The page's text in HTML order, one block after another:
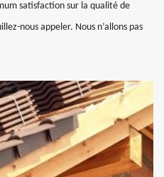
satisfaction sur la qualité de
nous appeler. Nous n’allons pas